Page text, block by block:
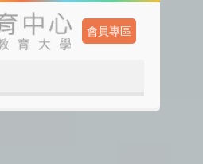
會員專區